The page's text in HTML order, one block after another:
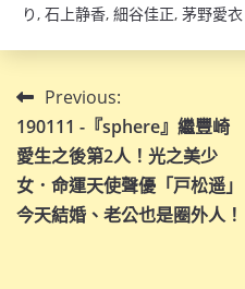
り, 石上静香, 細谷佳正, 茅野愛衣
文
章
導
覽
Previous:
190111 -『sphere』繼豐崎
愛生之後第2人！光之美少
女．命運天使聲優「戸松遥」
今天結婚、老公也是圈外人！